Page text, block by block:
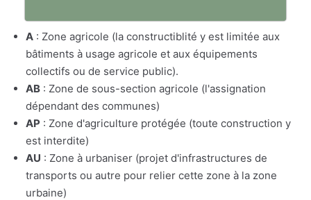
A : Zone agricole (la constructiblité y est limitée aux
bâtiments à usage agricole et aux équipements
collectifs ou de service public).
AB : Zone de sous-section agricole (l'assignation
dépendant des communes)
AP : Zone d'agriculture protégée (toute construction y
est interdite)
AU : Zone à urbaniser (projet d'infrastructures de
transports ou autre pour relier cette zone à la zone
urbaine)